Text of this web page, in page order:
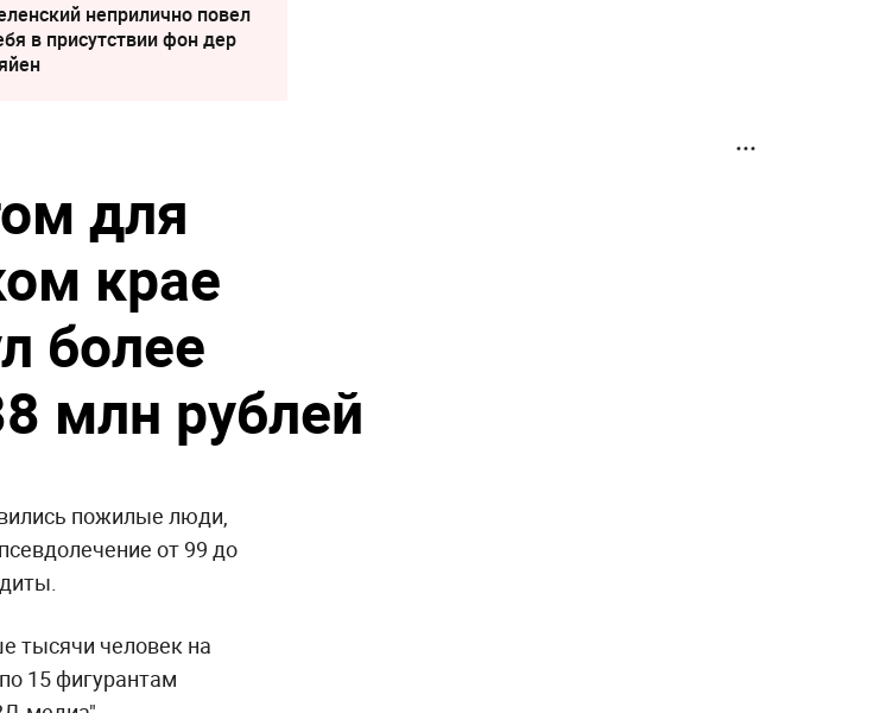
неприлично повел
в присутствии фон дер
для
крае
более
млн рублей
пожилые люди,
от 99 до
тысячи человек на
15 фигурантам